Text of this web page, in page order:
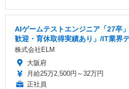
AIゲームテストエンジニア「27卒
歓迎・育休取得実績あり」/IT業界
株式会社ELM
大阪府
月給25万2,500円～32万円
正社員